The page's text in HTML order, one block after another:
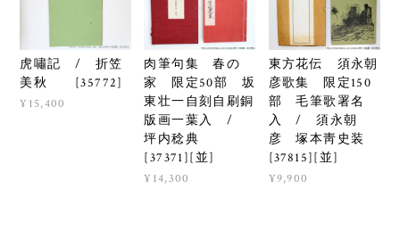
虎嘯記 / 折笠
美秋 [35772]
¥15,400
肉筆句集 春の
家 限定50部 坂
東壮一自刻自刷銅
版画一葉入 /
坪内稔典
[37371][並]
¥14,300
東方花伝 須永朝
彦歌集 限定150
部 毛筆歌署名
入 / 須永朝
彦 塚本靑史装
[37815][並]
¥9,900